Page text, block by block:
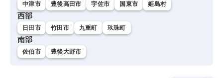
中津市 豊後高田市 宇佐市 国東市 姫島村
西部
日田市 竹田市 九重町 玖珠町
南部
佐伯市 豊後大野市